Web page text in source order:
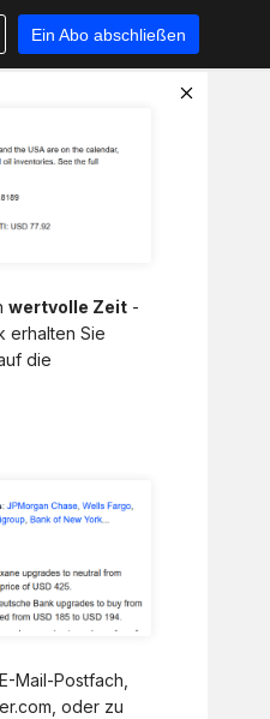
Ein Abo abschließen
wertvolle Zeit -
erhalten Sie
die
Mail-Postfach,
oder zu